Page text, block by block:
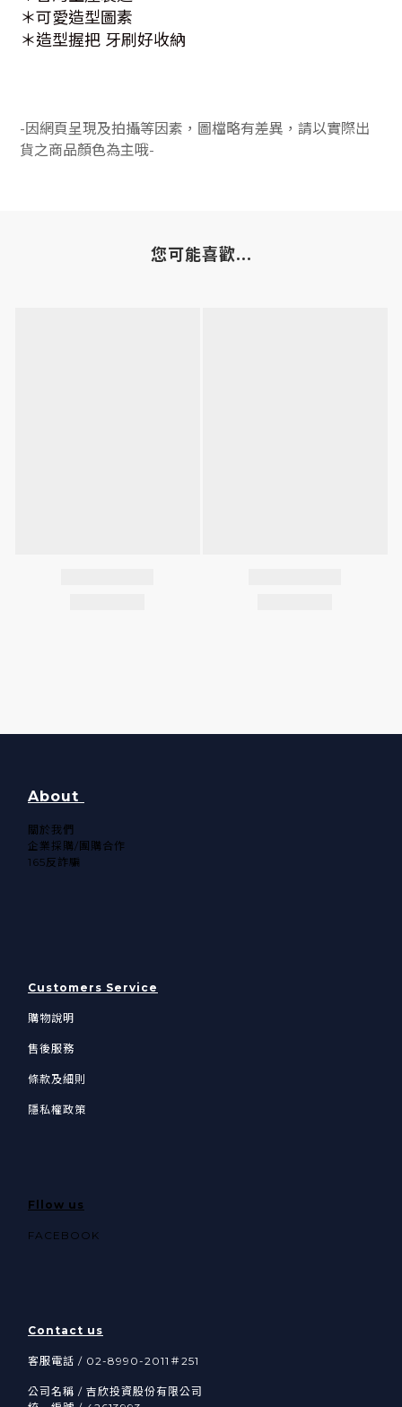
＊可愛造型圖素
＊造型握把 牙刷好收納
-因網頁呈現及拍攝等因素，圖檔略有差異，請以實際出
貨之商品顏色為主哦-
您可能喜歡...
About
關於我們​
企業採購/團購合作
165反詐騙
Customers Service
購物說明
售後服務
條款及細則
隱私權政策
Fllow us
FACEBOOK
Contact us
客服電話 / 02-8990-2011＃251
公司名稱 / 吉欣投資股份有限公司